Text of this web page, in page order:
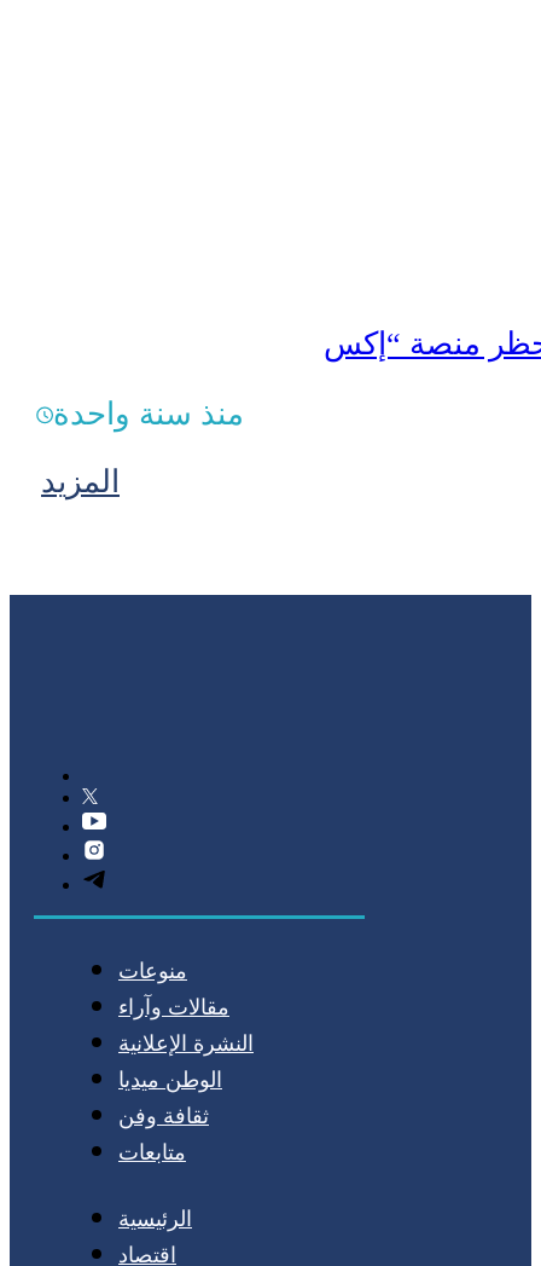
منذ سنة واحدة
المزيد
منوعات
مقالات وآراء
النشرة الإعلانية
الوطن ميديا
ثقافة وفن
متابعات
الرئيسية
اقتصاد